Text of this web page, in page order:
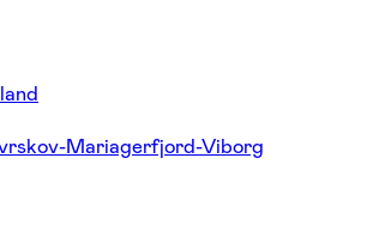
Mariagerfjord-Viborg